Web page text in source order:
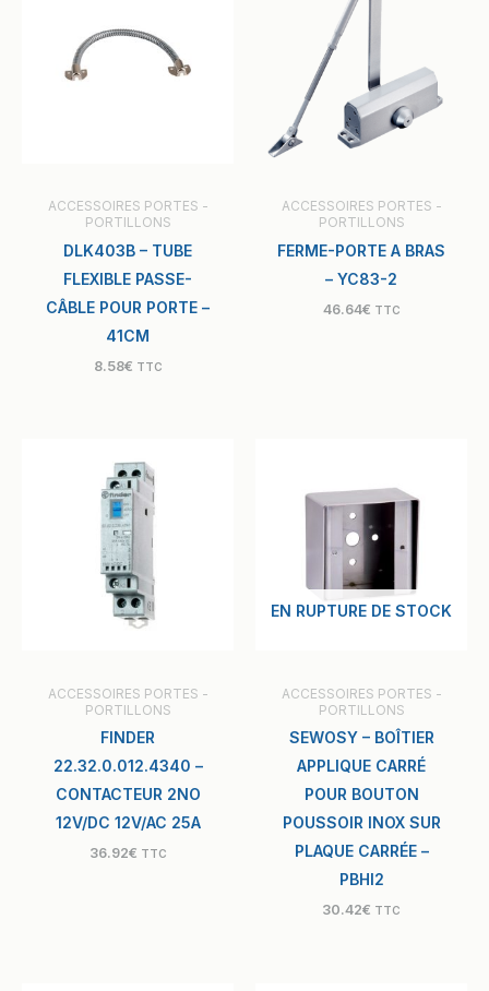
ACCESSOIRES PORTES -
PORTILLONS
DLK403B – TUBE
FLEXIBLE PASSE-
CÂBLE POUR PORTE –
41CM
8.58€ TTC
ACCESSOIRES PORTES -
PORTILLONS
FERME-PORTE A BRAS
– YC83-2
46.64€ TTC
ACCESSOIRES PORTES -
PORTILLONS
FINDER
22.32.0.012.4340 –
CONTACTEUR 2NO
12V/DC 12V/AC 25A
36.92€ TTC
EN RUPTURE DE STOCK
ACCESSOIRES PORTES -
PORTILLONS
SEWOSY – BOÎTIER
APPLIQUE CARRÉ
POUR BOUTON
POUSSOIR INOX SUR
PLAQUE CARRÉE –
PBHI2
30.42€ TTC